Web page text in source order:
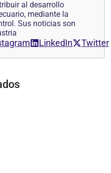
al desarrollo
mediante la
Sus noticias son
LinkedIn Twitter